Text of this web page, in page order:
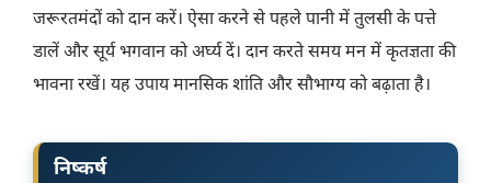
जरूरतमंदों को दान करें। ऐसा करने से पहले पानी में तुलसी के पत्ते
डालें और सूर्य भगवान को अर्घ्य दें। दान करते समय मन में कृतज्ञता की
भावना रखें। यह उपाय मानसिक शांति और सौभाग्य को बढ़ाता है।
निष्कर्ष